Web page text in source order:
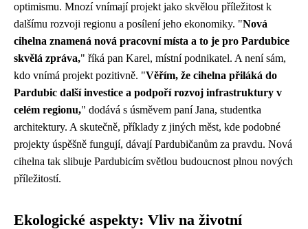
optimismu. Mnozí vnímají projekt jako skvělou příležitost k
dalšímu rozvoji regionu a posílení jeho ekonomiky. "Nová
cihelna znamená nová pracovní místa a to je pro Pardubice
skvělá zpráva," říká pan Karel, místní podnikatel. A není sám,
kdo vnímá projekt pozitivně. "Věřím, že cihelna přiláká do
Pardubic další investice a podpoří rozvoj infrastruktury v
celém regionu," dodává s úsměvem paní Jana, studentka
architektury. A skutečně, příklady z jiných měst, kde podobné
projekty úspěšně fungují, dávají Pardubičanům za pravdu. Nová
cihelna tak slibuje Pardubicím světlou budoucnost plnou nových
příležitostí.
Ekologické aspekty: Vliv na životní